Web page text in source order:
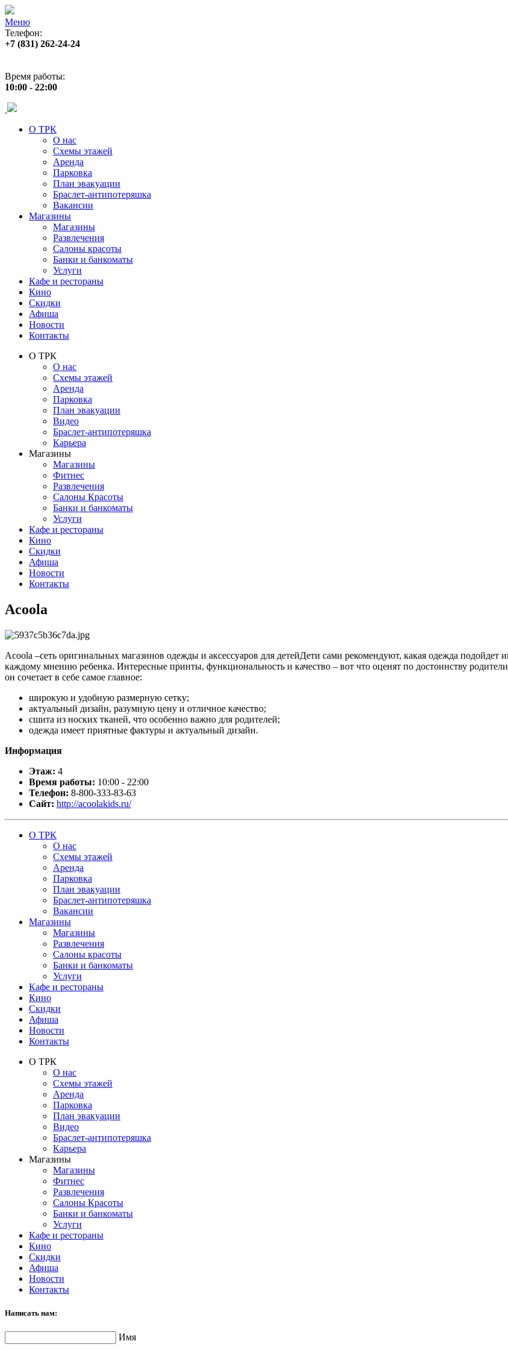
Меню
Телефон:
+7 (831) 262-24-24
Время работы:
10:00 - 22:00
О ТРК
О нас
Схемы этажей
Аренда
Парковка
План эвакуации
Браслет-антипотеряшка
Вакансии
Магазины
Магазины
Развлечения
Салоны красоты
Банки и банкоматы
Услуги
Кафе и рестораны
Кино
Скидки
Афиша
Новости
Контакты
О ТРК
О нас
Схемы этажей
Аренда
Парковка
План эвакуации
Видео
Браслет-антипотеряшка
Карьера
Магазины
Магазины
Фитнес
Развлечения
Салоны Красоты
Банки и банкоматы
Услуги
Кафе и рестораны
Кино
Скидки
Афиша
Новости
Контакты
Acoola
Acoola –сеть оригинальных магазинов одежды и аксессуаров для детейДети сами рекомендуют, какая одежда
каждому мнению ребенка. Интересные принты, функциональность и качество – вот что оценят по достоинству
он сочетает в себе самое главное:
широкую и удобную размерную сетку;
актуальный дизайн, разумную цену и отличное качество;
сшита из носких тканей, что особенно важно для родителей;
одежда имеет приятные фактуры и актуальный дизайн.
Информация
Этаж: 4
Время работы: 10:00 - 22:00
Телефон: 8-800-333-83-63
Сайт: http://acoolakids.ru/
О ТРК
О нас
Схемы этажей
Аренда
Парковка
План эвакуации
Браслет-антипотеряшка
Вакансии
Магазины
Магазины
Развлечения
Салоны красоты
Банки и банкоматы
Услуги
Кафе и рестораны
Кино
Скидки
Афиша
Новости
Контакты
О ТРК
О нас
Схемы этажей
Аренда
Парковка
План эвакуации
Видео
Браслет-антипотеряшка
Карьера
Магазины
Магазины
Фитнес
Развлечения
Салоны Красоты
Банки и банкоматы
Услуги
Кафе и рестораны
Кино
Скидки
Афиша
Новости
Контакты
Написать нам:
Имя